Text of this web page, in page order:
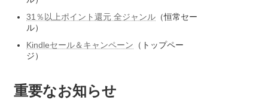
31％以上ポイント還元 全ジャンル （恒常セー
ル）
Kindleセール＆キャンペーン （トップペー
ジ）
重要なお知らせ